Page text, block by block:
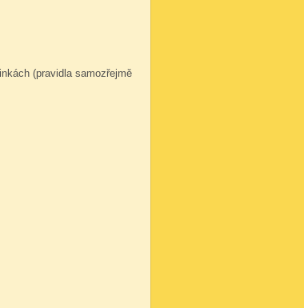
(pravidla samozřejmě